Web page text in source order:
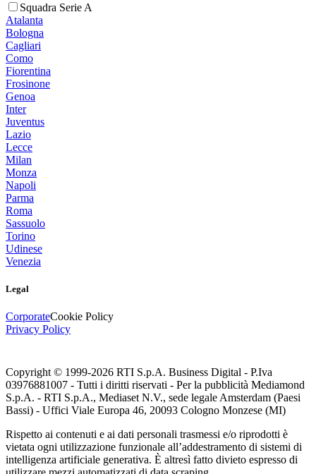
Squadra Serie A
Atalanta
Bologna
Cagliari
Como
Fiorentina
Frosinone
Genoa
Inter
Juventus
Lazio
Lecce
Milan
Monza
Napoli
Parma
Roma
Sassuolo
Torino
Udinese
Venezia
Legal
CorporateCookie Policy
Privacy Policy
Copyright © 1999-2026 RTI S.p.A. Business Digital - P.Iva
03976881007 - Tutti i diritti riservati - Per la pubblicità Mediamond
S.p.A. - RTI S.p.A., Mediaset N.V., sede legale Amsterdam (Paesi
Bassi) - Uffici Viale Europa 46, 20093 Cologno Monzese (MI)
Rispetto ai contenuti e ai dati personali trasmessi e/o riprodotti è
vietata ogni utilizzazione funzionale all’addestramento di sistemi di
intelligenza artificiale generativa. È altresì fatto divieto espresso di